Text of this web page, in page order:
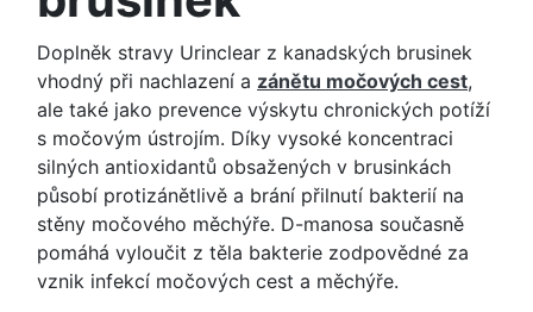
Doplněk stravy Urinclear z kanadských brusinek
vhodný při nachlazení a zánětu močových cest,
ale také jako prevence výskytu chronických potíží
s močovým ústrojím. Díky vysoké koncentraci
silných antioxidantů obsažených v brusinkách
působí protizánětlivě a brání přilnutí bakterií na
stěny močového měchýře. D-manosa současně
pomáhá vyloučit z těla bakterie zodpovědné za
vznik infekcí močových cest a měchýře.